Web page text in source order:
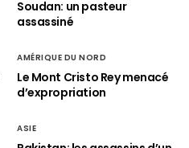
Soudan: un pasteur
assassiné
AMÉRIQUE DU NORD
Le Mont Cristo Rey menacé
d’expropriation
ASIE